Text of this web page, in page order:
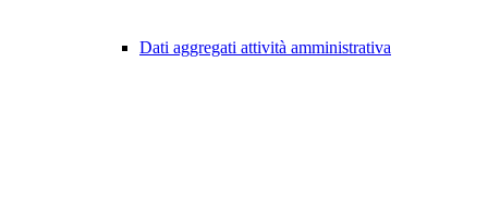
Dati aggregati attività amministrativa